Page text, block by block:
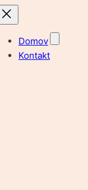
Domov
Kontakt